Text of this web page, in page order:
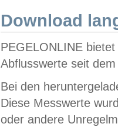
Download
PEGELONLINE
Abflusswerte seit
Bei den
Diese Messwerte
oder andere